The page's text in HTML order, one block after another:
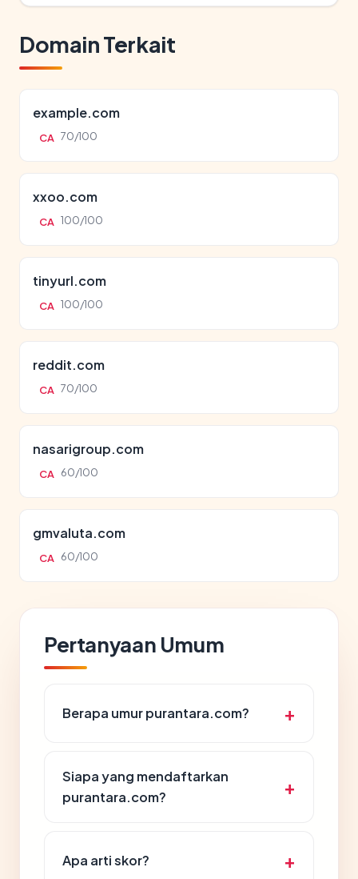
Domain Terkait
example.com
CA 70/100
xxoo.com
CA 100/100
tinyurl.com
CA 100/100
reddit.com
CA 70/100
nasarigroup.com
CA 60/100
gmvaluta.com
CA 60/100
Pertanyaan Umum
Berapa umur purantara.com?
Siapa yang mendaftarkan
purantara.com?
Apa arti skor?